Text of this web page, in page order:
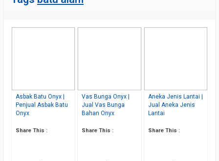
Asbak Batu Onyx |
Penjual Asbak Batu
Onyx
Share This :
Vas Bunga Onyx |
Jual Vas Bunga
Bahan Onyx
Share This :
Aneka Jenis Lantai |
Jual Aneka Jenis
Lantai
Share This :